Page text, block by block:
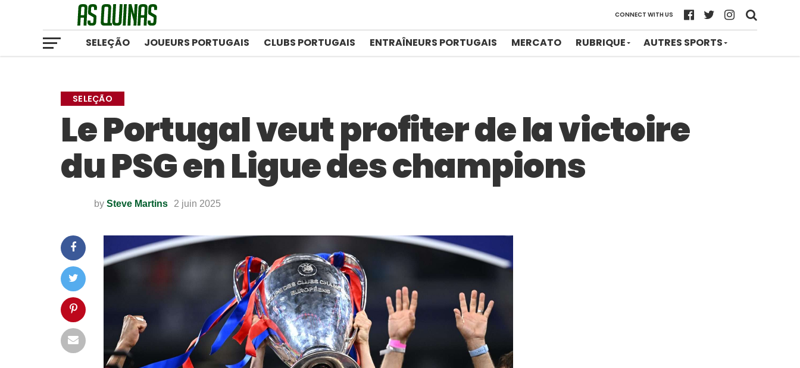
CONNECT WITH US
SELEÇÃO JOUEURS PORTUGAIS CLUBS PORTUGAIS ENTRAÎNEURS PORTUGAIS MERCATO RUBRIQUE AUTRES SPORTS
SELEÇÃO
Le Portugal veut profiter de la victoire
du PSG en Ligue des champions
by Steve Martins 2 juin 2025